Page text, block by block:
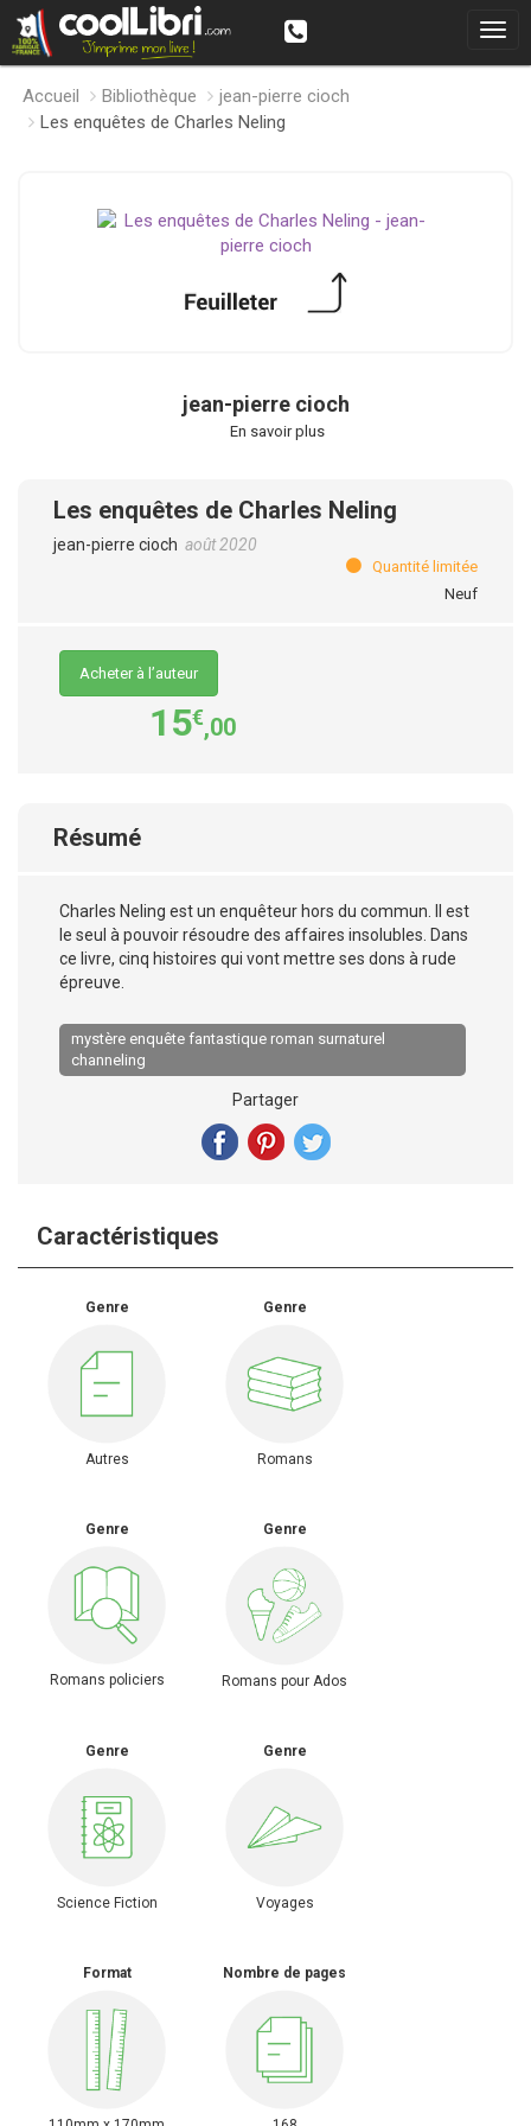
Accueil Bibliothèque
jean-pierre cioch
Les enquêtes de Charles Neling
jean-pierre cioch
En savoir plus
Les enquêtes de Charles Neling
jean-pierre cioch août 2020
Quantité limitée
Neuf
Acheter à l’auteur
15€,00
Résumé
Charles Neling est un enquêteur hors du commun. Il est
le seul à pouvoir résoudre des affaires insolubles. Dans
ce livre, cinq histoires qui vont mettre ses dons à rude
épreuve.
mystère enquête fantastique roman surnaturel
channeling
Partager
Caractéristiques
Genre
Autres
Genre
Romans
Genre
Romans policiers
Genre
Romans pour Ados
Genre
Science Fiction
Genre
Voyages
Format Nombre de pages